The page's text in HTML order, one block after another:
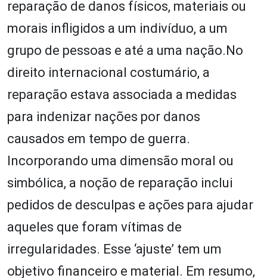
reparação de danos físicos, materiais ou
morais infligidos a um indivíduo, a um
grupo de pessoas e até a uma nação.No
direito internacional costumário, a
reparação estava associada a medidas
para indenizar nações por danos
causados em tempo de guerra.
Incorporando uma dimensão moral ou
simbólica, a noção de reparação inclui
pedidos de desculpas e ações para ajudar
aqueles que foram vítimas de
irregularidades. Esse ‘ajuste’ tem um
objetivo financeiro e material. Em resumo,